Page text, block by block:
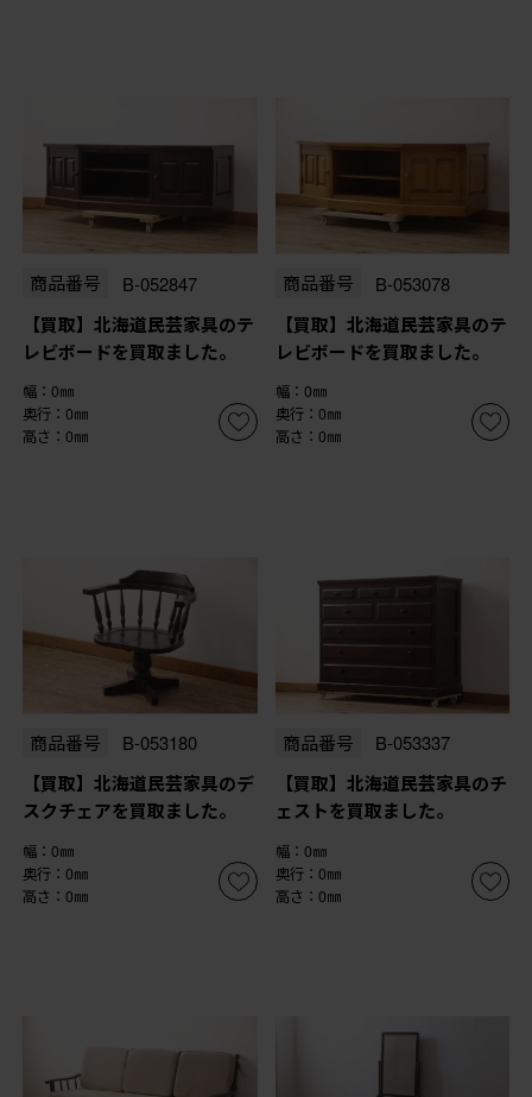
商品番号 B-052847
【買取】北海道民芸家具のテ
レビボードを買取ました。
幅：0㎜
奥行：0㎜
高さ：0㎜
商品番号 B-053078
【買取】北海道民芸家具のテ
レビボードを買取ました。
幅：0㎜
奥行：0㎜
高さ：0㎜
商品番号 B-053180
【買取】北海道民芸家具のデ
スクチェアを買取ました。
幅：0㎜
奥行：0㎜
高さ：0㎜
商品番号 B-053337
【買取】北海道民芸家具のチ
ェストを買取ました。
幅：0㎜
奥行：0㎜
高さ：0㎜